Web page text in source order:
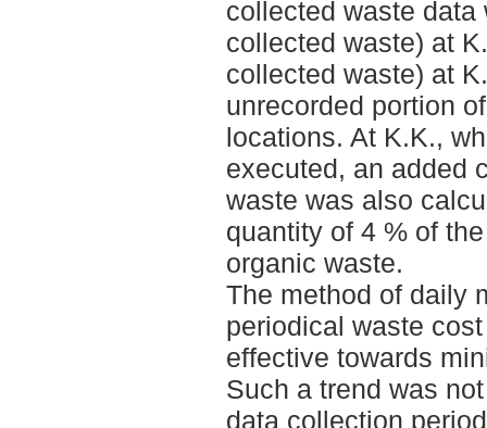
collected waste data
collected waste) at
collected waste) at
unrecorded portion
locations. At K.K.,
executed, an added
waste was also
quantity of 4 % of
organic waste.
The method of daily
periodical waste
effective towards
Such a trend was
data collection